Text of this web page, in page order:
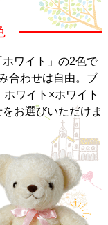
ワイト」の2色で
合わせは自由。ブ
ワイト×ホワイト
お選びいただけま